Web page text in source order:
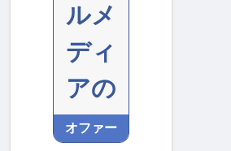
ルメ
ディ
アの
オファー